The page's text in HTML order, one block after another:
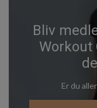
Bliv
Workout
Er du